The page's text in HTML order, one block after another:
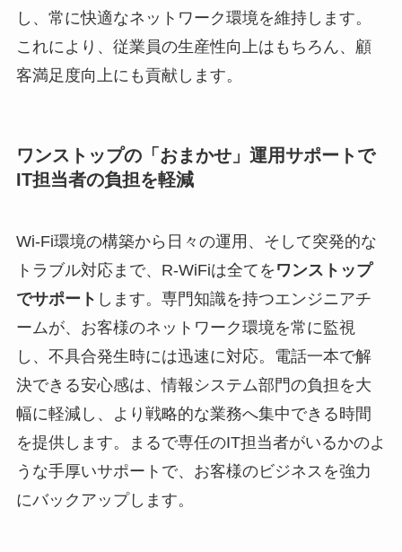
し、常に快適なネットワーク環境を維持します。
これにより、従業員の生産性向上はもちろん、顧
客満足度向上にも貢献します。
ワンストップの「おまかせ」運用サポートで
IT担当者の負担を軽減
Wi-Fi環境の構築から日々の運用、そして突発的な
トラブル対応まで、R-WiFiは全てを ワンストップ
でサポート します。専門知識を持つエンジニアチ
ームが、お客様のネットワーク環境を常に監視
し、不具合発生時には迅速に対応。電話一本で解
決できる安心感は、情報システム部門の負担を大
幅に軽減し、より戦略的な業務へ集中できる時間
を提供します。まるで専任のIT担当者がいるかのよ
うな手厚いサポートで、お客様のビジネスを強力
にバックアップします。